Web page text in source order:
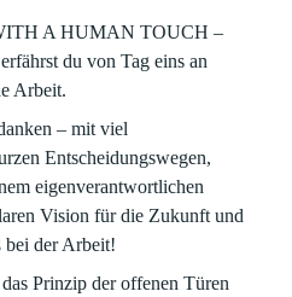
A HUMAN TOUCH –
du von Tag eins an
Arbeit.
– mit viel
Entscheidungswegen,
eigenverantwortlichen
Vision für die Zukunft und
bei der Arbeit!​
Prinzip der offenen Türen